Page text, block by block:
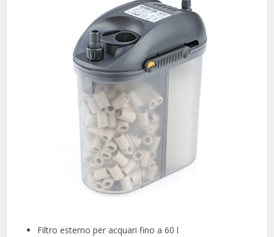
Filtro esterno per acquari fino a 60 l